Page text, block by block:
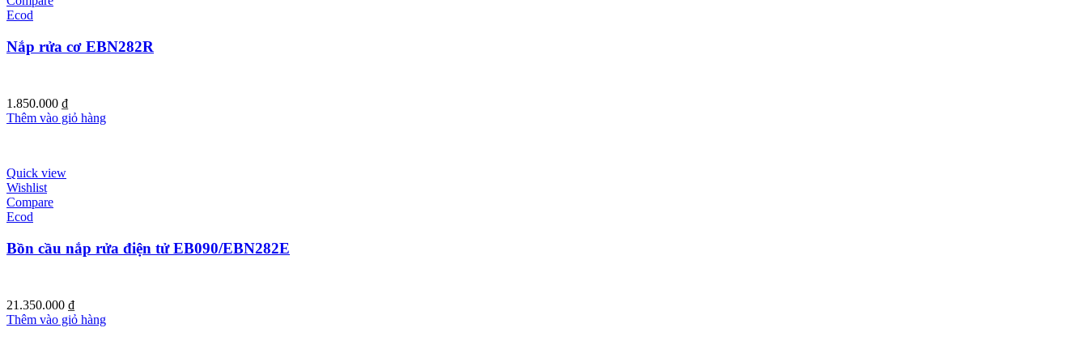
Ecod
Nắp rửa cơ EBN282R
1.850.000 ₫
Thêm vào giỏ hàng
Quick view
Wishlist
Compare
Ecod
Bồn cầu nắp rửa điện tử EB090/EBN282E
21.350.000 ₫
Thêm vào giỏ hàng